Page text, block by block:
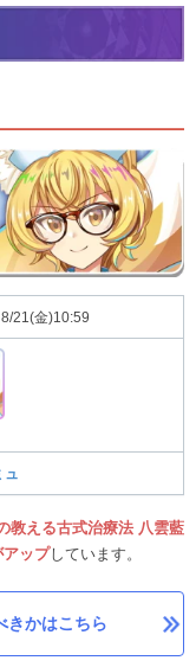
21(金)10:59
教える古式治療法 八雲藍
アップしています。
きかはこちら